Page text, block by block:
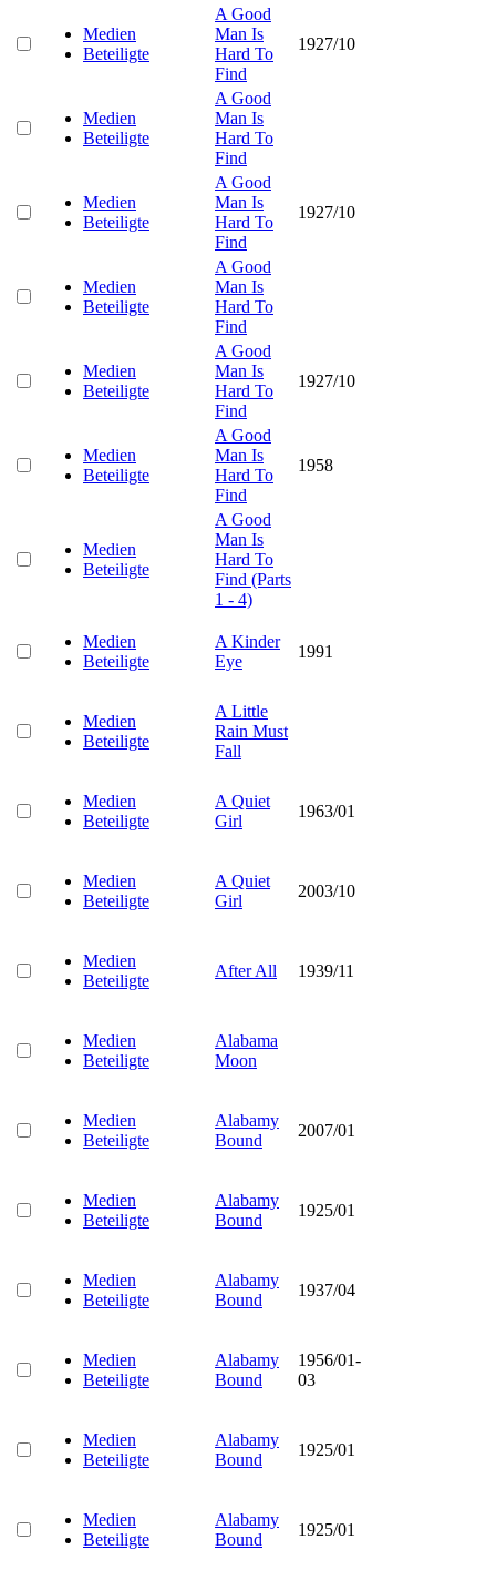
Medien
Beteiligte
A Good
Man Is
Hard To
Find
1927/10
Medien
Beteiligte
A Good
Man Is
Hard To
Find
Medien
Beteiligte
A Good
Man Is
Hard To
Find
1927/10
Medien
Beteiligte
A Good
Man Is
Hard To
Find
Medien
Beteiligte
A Good
Man Is
Hard To
Find
1927/10
Medien
Beteiligte
A Good
Man Is
Hard To
Find
1958
Medien
Beteiligte
A Good
Man Is
Hard To
Find (Parts
1 - 4)
Medien
Beteiligte
A Kinder
Eye
1991
Medien
Beteiligte
A Little
Rain Must
Fall
Medien
Beteiligte
A Quiet
Girl
1963/01
Medien
Beteiligte
A Quiet
Girl
2003/10
Medien
Beteiligte
After All 1939/11
Medien
Beteiligte
Alabama
Moon
Medien
Beteiligte
Alabamy
Bound
2007/01
Medien
Beteiligte
Alabamy
Bound
1925/01
Medien
Beteiligte
Alabamy
Bound
1937/04
Medien
Beteiligte
Alabamy
Bound
1956/01-
03
Medien
Beteiligte
Alabamy
Bound
1925/01
Medien
Beteiligte
Alabamy
Bound
1925/01